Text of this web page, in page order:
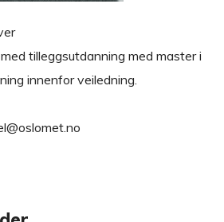
tilleggsutdanning med master i
innenfor veiledning.